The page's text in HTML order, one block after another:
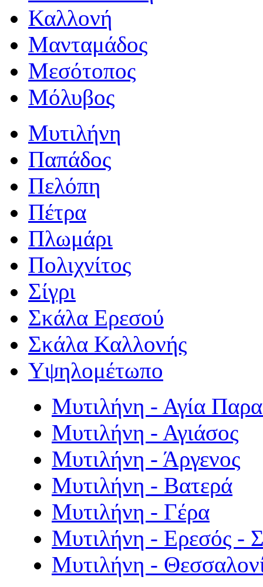
Καλλονή
Μανταμάδος
Μεσότοπος
Μόλυβος
Μυτιλήνη
Παπάδος
Πελόπη
Πέτρα
Πλωμάρι
Πολιχνίτος
Σίγρι
Σκάλα Ερεσού
Σκάλα Καλλονής
Υψηλομέτωπο
Μυτιλήνη - Αγία
Μυτιλήνη - Αγιάσος
Μυτιλήνη - Άργενος
Μυτιλήνη - Βατερά
Μυτιλήνη - Γέρα
Μυτιλήνη - Ερεσός -
Μυτιλήνη -